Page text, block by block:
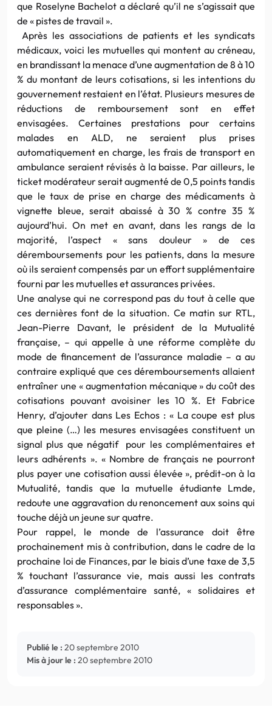
que Roselyne Bachelot a déclaré qu’il ne s’agissait que
de « pistes de travail ».
Après les associations de patients et les syndicats
médicaux, voici les mutuelles qui montent au créneau,
en brandissant la menace d’une augmentation de 8 à 10
% du montant de leurs cotisations, si les intentions du
gouvernement restaient en l’état. Plusieurs mesures de
réductions de remboursement sont en effet
envisagées. Certaines prestations pour certains
malades en ALD, ne seraient plus prises
automatiquement en charge, les frais de transport en
ambulance seraient révisés à la baisse. Par ailleurs, le
ticket modérateur serait augmenté de 0,5 points tandis
que le taux de prise en charge des médicaments à
vignette bleue, serait abaissé à 30 % contre 35 %
aujourd’hui. On met en avant, dans les rangs de la
majorité, l’aspect « sans douleur » de ces
déremboursements pour les patients, dans la mesure
où ils seraient compensés par un effort supplémentaire
fourni par les mutuelles et assurances privées.
Une analyse qui ne correspond pas du tout à celle que
ces dernières font de la situation. Ce matin sur RTL,
Jean-Pierre Davant, le président de la Mutualité
française, – qui appelle à une réforme complète du
mode de financement de l’assurance maladie – a au
contraire expliqué que ces déremboursements allaient
entraîner une « augmentation mécanique » du coût des
cotisations pouvant avoisiner les 10 %. Et Fabrice
Henry, d’ajouter dans Les Echos : « La coupe est plus
que pleine (…) les mesures envisagées constituent un
signal plus que négatif pour les complémentaires et
leurs adhérents ». « Nombre de français ne pourront
plus payer une cotisation aussi élevée », prédit-on à la
Mutualité, tandis que la mutuelle étudiante Lmde,
redoute une aggravation du renoncement aux soins qui
touche déjà un jeune sur quatre.
Pour rappel, le monde de l’assurance doit être
prochainement mis à contribution, dans le cadre de la
prochaine loi de Finances, par le biais d’une taxe de 3,5
% touchant l’assurance vie, mais aussi les contrats
d’assurance complémentaire santé, « solidaires et
responsables ».
Publié le : 20 septembre 2010
Mis à jour le : 20 septembre 2010